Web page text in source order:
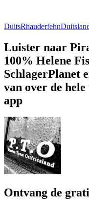
DuitsRhauderfehn
Luister naar
100% Helene
SchlagerPlanet
van over de
app
Ontvang de